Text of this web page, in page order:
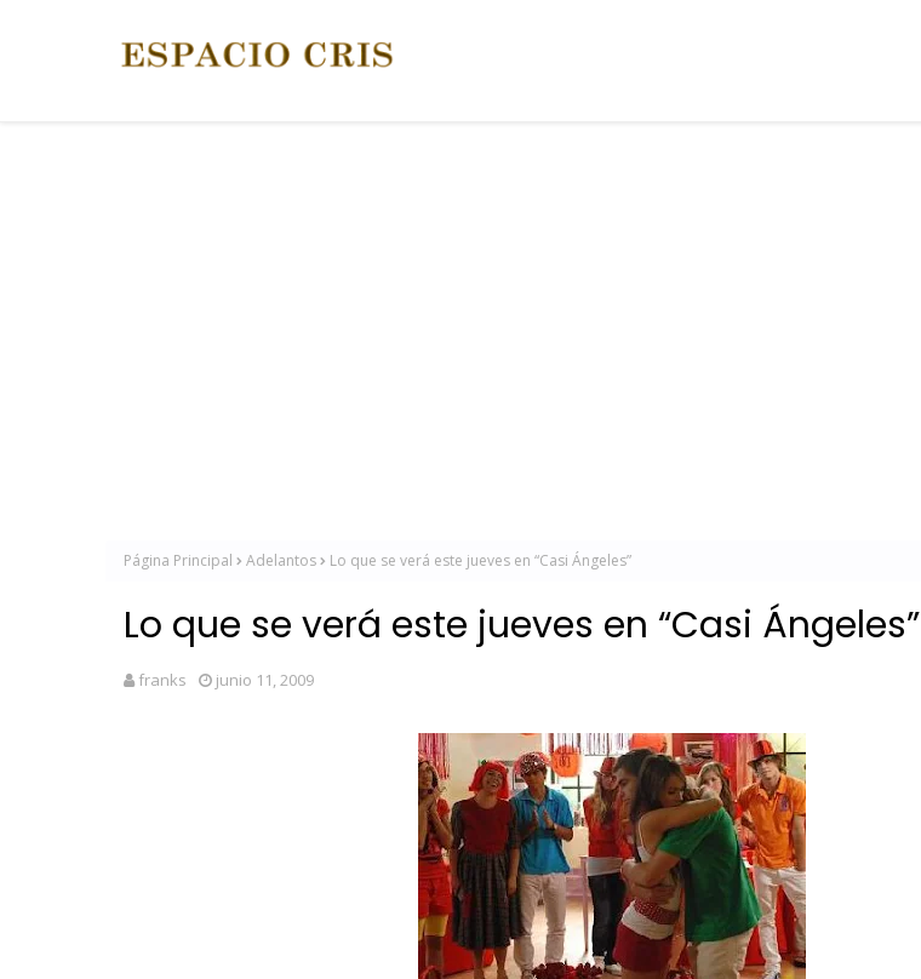
Página Principal Adelantos Lo que se verá este jueves en “Casi Ángeles”
Lo que se verá este jueves en “Casi Ángeles”
franks junio 11, 2009